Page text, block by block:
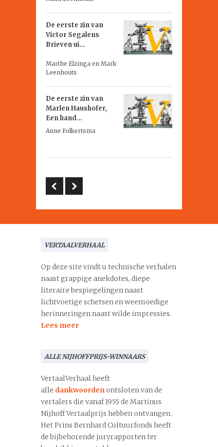
De eerste zin van
Victor Segalens
Brieven ui...
Marthe Elzinga en Mark
Leenhouts
De eerste zin van
Marlen Haushofer,
Een hand...
Anne Folkertsma
VERTAALVERHAAL
Op deze site vindt u technische verhalen
naast grappige anekdotes, diepe
literaire bespiegelingen naast
lichtvoetige schetsen en weemoedige
herinneringen naast wilde impressies.
Lees meer
ALLE NIJHOFFPRIJS-WINNAARS
VertaalVerhaal heeft
alle dankwoordenontsloten van de
vertalers die vanaf 1955 de Martinus
Nijhoff Vertaalprijs hebben ontvangen.
Het Prins Bernhard Cultuurfonds heeft
de bijbehorende juryrapporten ter